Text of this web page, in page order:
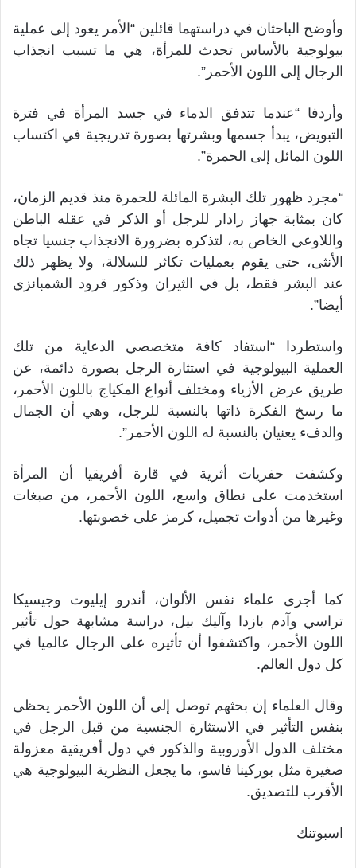
وأوضح الباحثان في دراستهما قائلين “الأمر يعود إلى عملية
بيولوجية بالأساس تحدث للمرأة، هي ما تسبب انجذاب
الرجال إلى اللون الأحمر”.
وأردفا “عندما تتدفق الدماء في جسد المرأة في فترة
التبويض، يبدأ جسمها وبشرتها بصورة تدريجية في اكتساب
اللون المائل إلى الحمرة”.
“مجرد ظهور تلك البشرة المائلة للحمرة منذ قديم الزمان،
كان بمثابة جهاز رادار للرجل أو الذكر في عقله الباطن
واللاوعي الخاص به، لتذكره بضرورة الانجذاب جنسيا تجاه
الأنثى، حتى يقوم بعمليات تكاثر للسلالة، ولا يظهر ذلك
عند البشر فقط، بل في الثيران وذكور قرود الشمبانزي
أيضا”.
واستطردا “استفاد كافة متخصصي الدعاية من تلك
العملية البيولوجية في استثارة الرجل بصورة دائمة، عن
طريق عرض الأزياء ومختلف أنواع المكياج باللون الأحمر،
ما رسخ الفكرة ذاتها بالنسبة للرجل، وهي أن الجمال
والدفء يعنيان بالنسبة له اللون الأحمر”.
وكشفت حفريات أثرية في قارة أفريقيا أن المرأة
استخدمت على نطاق واسع، اللون الأحمر، من صبغات
وغيرها من أدوات تجميل، كرمز على خصوبتها.
كما أجرى علماء نفس الألوان، أندرو إيليوت وجيسيكا
تراسي وآدم بازدا وآليك بيل، دراسة مشابهة حول تأثير
اللون الأحمر، واكتشفوا أن تأثيره على الرجال عالميا في
كل دول العالم.
وقال العلماء إن بحثهم توصل إلى أن اللون الأحمر يحظى
بنفس التأثير في الاستثارة الجنسية من قبل الرجل في
مختلف الدول الأوروبية والذكور في دول أفريقية معزولة
صغيرة مثل بوركينا فاسو، ما يجعل النظرية البيولوجية هي
الأقرب للتصديق.
اسبوتنك